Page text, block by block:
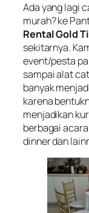
Ada yang lagi
murah? ke
Rental Gold
sekitarnya.
event/pesta
sampai alat
banyak
karena
menjadikan
berbagai
dinner dan